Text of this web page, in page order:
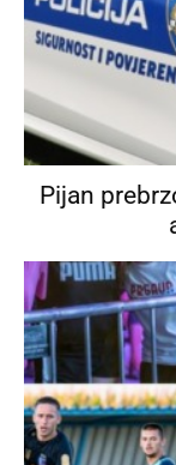
Pijan